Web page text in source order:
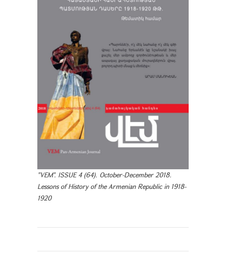
"VEM". ISSUE 4 (64). October-December 2018.
Lessons of History of the Armenian Republic in 1918-
1920